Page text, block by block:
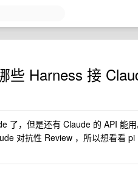
Harness 接
了，但是还有 Claude 的 API 能用
对抗性 Review ，所以想看看 pi